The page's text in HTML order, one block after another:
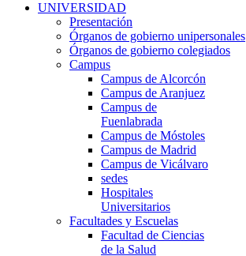
UNIVERSIDAD
Presentación
Órganos de gobierno unipersonales
Órganos de gobierno colegiados
Campus
Campus de Alcorcón
Campus de Aranjuez
Campus de
Fuenlabrada
Campus de Móstoles
Campus de Madrid
Campus de Vicálvaro
sedes
Hospitales
Universitarios
Facultades y Escuelas
Facultad de Ciencias
de la Salud